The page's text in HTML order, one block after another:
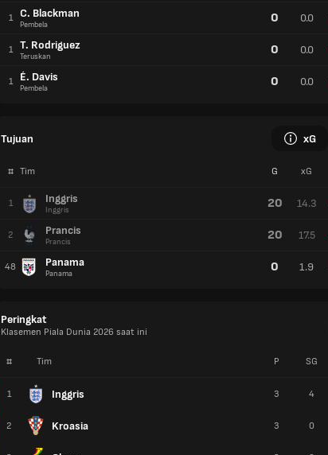
1 C. Blackman
Pembela 0 0.0
1 T. Rodriguez
Teruskan 0 0.0
1 É. Davis
Pembela 0 0.0
Tujuan xG
# Tim G xG
1 Inggris
Inggris 20 14.3
2 Prancis
Prancis 20 17.5
48 Panama
Panama 0 1.9
Peringkat
Klasemen Piala Dunia 2026 saat ini
# Tim
1 Inggris
2 Kroasia
P SG
3 4
3 0